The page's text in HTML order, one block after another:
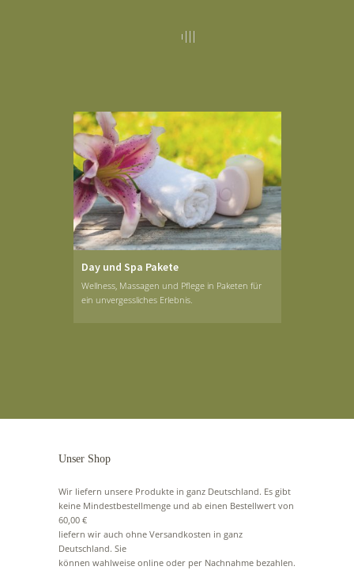
Day und Spa Pakete
Wellness, Massagen und Pflege in Paketen für
ein unvergessliches Erlebnis.
Unser Shop
Wir liefern unsere Produkte in ganz Deutschland. Es gibt
keine Mindestbestellmenge und ab einen Bestellwert von
60,00 €
liefern wir auch ohne Versandkosten in ganz
Deutschland. Sie
können wahlweise online oder per Nachnahme bezahlen.